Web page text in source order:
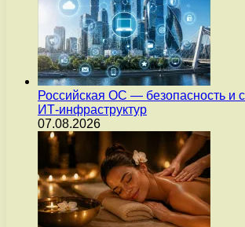
Российская ОС — безопасность и
ИТ-инфраструктур
07.08.2026